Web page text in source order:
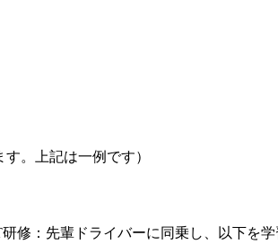
。上記は一例です）
修：先輩ドライバーに同乗し、以下